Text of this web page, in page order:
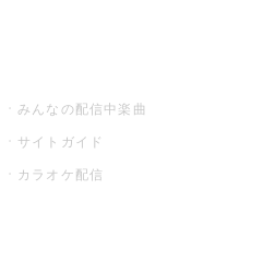
みんなの配信中楽曲
サイトガイド
カラオケ配信